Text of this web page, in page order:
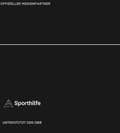
OFFIZIELLER MEDIENPARTNER
UNTERSTÜTZT DEN DBB